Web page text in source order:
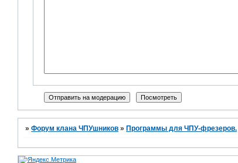
»Форум клана ЧПУшников »Программы для ЧПУ-фрезеров.